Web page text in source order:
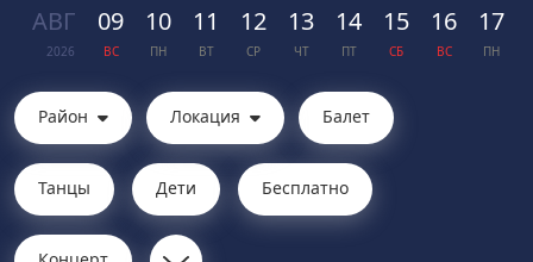
АВГ
2026
09
ВС
10
ПН
11
ВТ
12
СР
13
ЧТ
14
ПТ
15
СБ
16
ВС
17
ПН
Район Локация Балет
Танцы Дети Бесплатно